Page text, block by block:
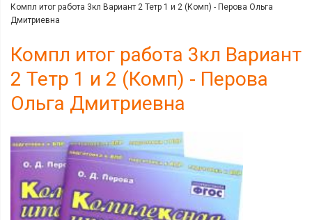
Компл итог работа 3кл Вариант 2 Тетр 1 и 2 (Комп) - Перова Ольга
Дмитриевна
Компл итог работа 3кл Вариант
2 Тетр 1 и 2 (Комп) - Перова
Ольга Дмитриевна